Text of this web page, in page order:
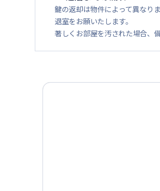
鍵の返却は物件によって異なり
退室をお願いたします。
著しくお部屋を汚された場合、